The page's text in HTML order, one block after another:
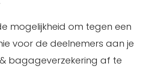
mogelijkheid om tegen een
voor de deelnemers aan je
bagageverzekering af te